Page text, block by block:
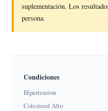
suplementación. Los
persona.
Condiciones
Hipertension
Colesterol Alto